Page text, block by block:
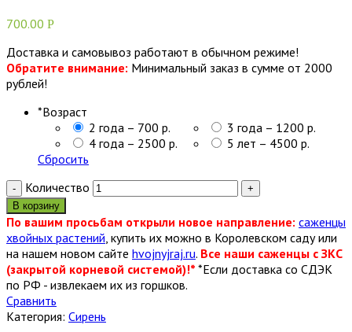
700.00 Р
Доставка и самовывоз работают в обычном режиме!
Обратите внимание: Минимальный заказ в сумме от 2000
рублей!
*Возраст
2 года – 700 р.
3 года – 1200 р.
4 года – 2500 р.
5 лет – 4500 р.
Сбросить
Количество
В корзину
По вашим просьбам открыли новое направление: саженцы
хвойных растений , купить их можно в Королевском саду или
на нашем новом сайте hvojnyjraj.ru. Все наши саженцы с ЗКС
(закрытой корневой системой)!* *Если доставка со СДЭК
по РФ - извлекаем их из горшков.
Сравнить
Категория: Сирень